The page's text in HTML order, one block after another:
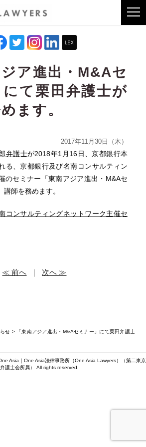
せ > 「東南アジア進出・M&Aセミナー」にて栗田弁護士
ジア進出・M&Aセ
にて栗田弁護士が
ます。
2017年11月30日（木）
弁護士が2018年1月16日、京都銀行本
る、京都銀行及び名南コンサルティン
のセミナー「東南アジア進出・M&Aセ
講師を務めます。
コンサルティングネットワーク主催セ
≪ 前へ ｜ 次へ ≫
Asia｜One Asia法律事務所（One Asia Lawyers）（第二東京
弁護士会所属） All rights reserved.